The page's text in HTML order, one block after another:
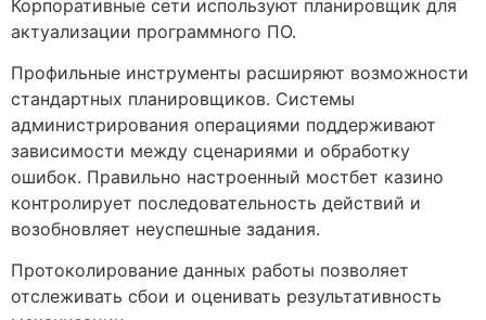
Корпоративные сети используют планировщик для
актуализации программного ПО.
Профильные инструменты расширяют возможности
стандартных планировщиков. Системы
администрирования операциями поддерживают
зависимости между сценариями и обработку
ошибок. Правильно настроенный мостбет казино
контролирует последовательность действий и
возобновляет неуспешные задания.
Протоколирование данных работы позволяет
отслеживать сбои и оценивать результативность